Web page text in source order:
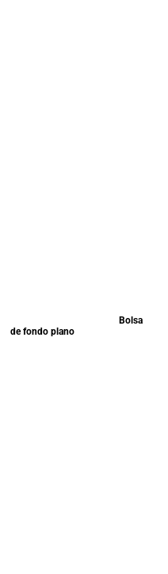
Bolsa
de fondo plano